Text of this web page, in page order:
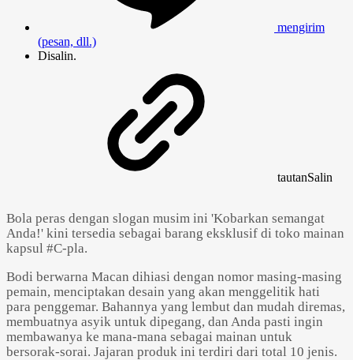
mengirim
(pesan, dll.)
Disalin.
tautanSalin
Powered by GliaStudios
Bola peras dengan slogan musim ini 'Kobarkan semangat
Anda!' kini tersedia sebagai barang eksklusif di toko mainan
kapsul #C-pla.
Bodi berwarna Macan dihiasi dengan nomor masing-masing
pemain, menciptakan desain yang akan menggelitik hati
para penggemar. Bahannya yang lembut dan mudah diremas,
membuatnya asyik untuk dipegang, dan Anda pasti ingin
membawanya ke mana-mana sebagai mainan untuk
bersorak-sorai. Jajaran produk ini terdiri dari total 10 jenis.